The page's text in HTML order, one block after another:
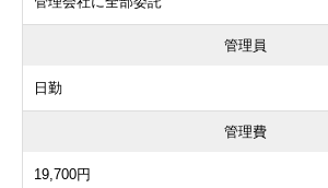
管理員
日勤
管理費
19,700円